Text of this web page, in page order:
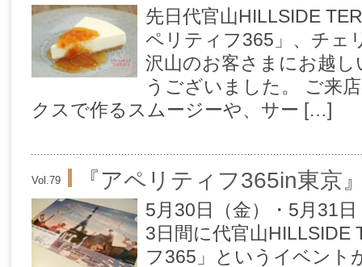
先日代官山HILLSIDE
ペリティフ365」、チェ
沢山のお客さまにお越
うございました。 ご来
クスで作るスムージーや、サー […]
Vol.79 『アペリティフ365in東京
5月30日（金）・5月31
3日間に代官山HILLSIDE
フ365」というイベント